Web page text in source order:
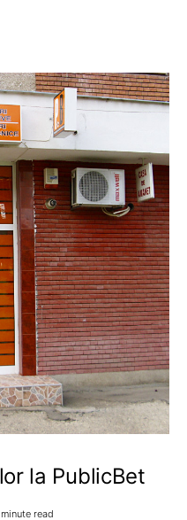
la PublicBet
read